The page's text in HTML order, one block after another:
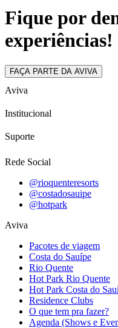
Fique por
experiências!
FAÇA PARTE DA AVIVA
Aviva
Institucional
Suporte
Rede Social
@rioquenteresorts
@costadosauipe
@hotpark
Aviva
Pacotes de viagem
Costa do Sauípe
Rio Quente
Hot Park Rio Quente
Hot Park Costa do
Residence Clubs
O que tem pra fazer?
Agenda (Shows e